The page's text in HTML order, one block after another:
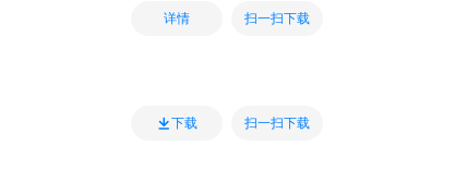
详情 扫一扫下载
下载 扫一扫下载